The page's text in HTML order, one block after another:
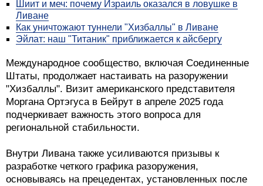
Шиит и меч: почему Израиль оказался в ловушке в
Ливане
Как уничтожают туннели "Хизбаллы" в Ливане
Эйлат: наш "Титаник" приближается к айсбергу
Международное сообщество, включая Соединенные
Штаты, продолжает настаивать на разоружении
"Хизбаллы". Визит американского представителя
Моргана Ортэгуса в Бейрут в апреле 2025 года
подчеркивает важность этого вопроса для
региональной стабильности.
Внутри Ливана также усиливаются призывы к
разработке четкого графика разоружения,
основываясь на прецедентах, установленных после